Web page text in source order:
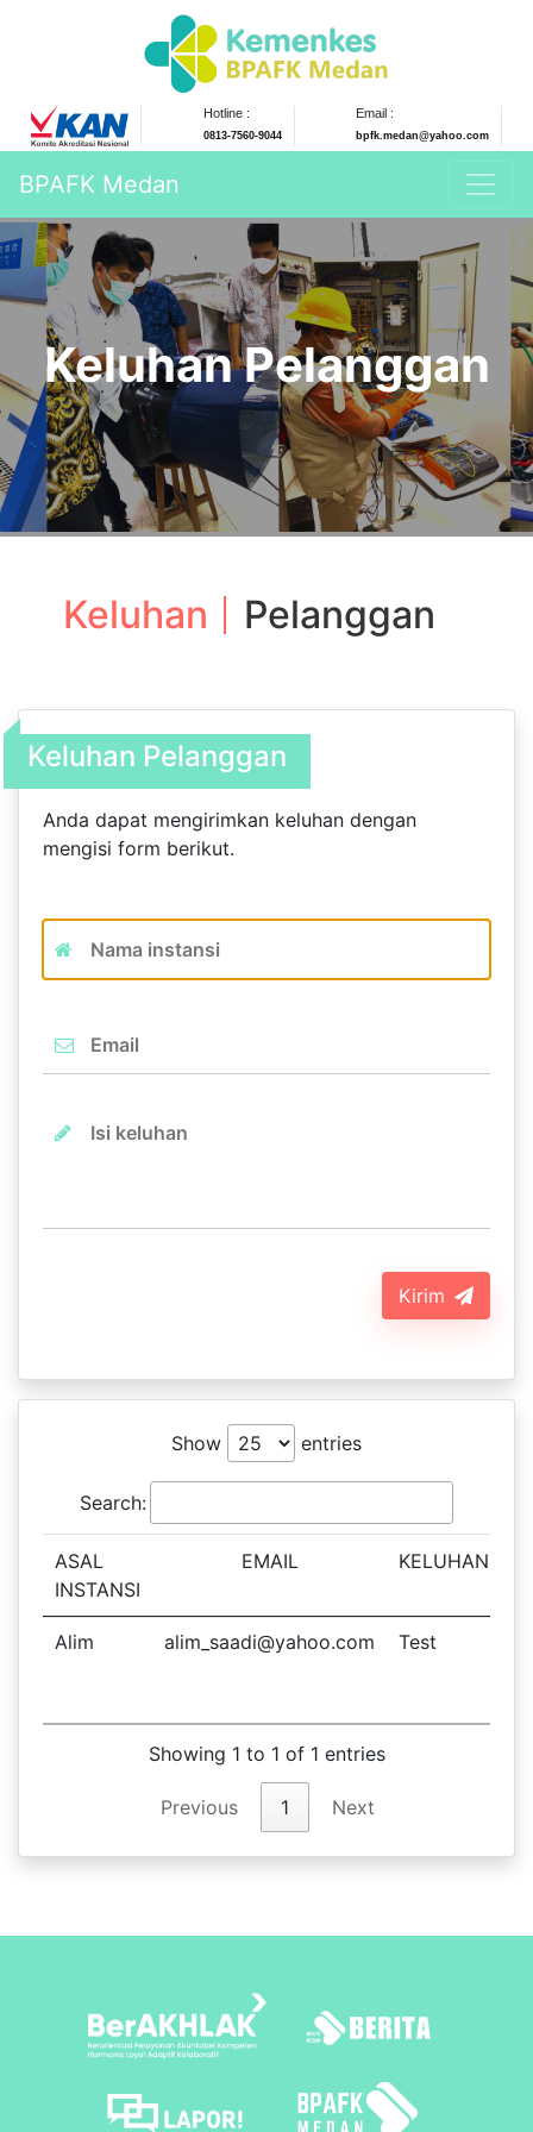
Hotline :
0813-7560-9044
Email :
bpfk.medan@yahoo.com
BPAFK Medan
Keluhan Pelanggan
Keluhan Pelanggan
Keluhan Pelanggan
Anda dapat mengirimkan keluhan dengan
mengisi form berikut.
Kirim
Show entries
Search:
ASAL
INSTANSI
EMAIL KELUHAN
Alim alim_saadi@yahoo.com Test
Showing 1 to 1 of 1 entries
Previous 1 Next